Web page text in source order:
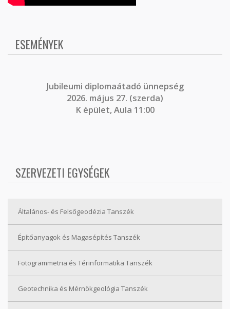
ESEMÉNYEK
Jubileumi diplomaátadó ünnepség
2026. május 27. (szerda)
K épület, Aula 11:00
SZERVEZETI EGYSÉGEK
Általános- és Felsőgeodézia Tanszék
Építőanyagok és Magasépítés Tanszék
Fotogrammetria és Térinformatika Tanszék
Geotechnika és Mérnökgeológia Tanszék